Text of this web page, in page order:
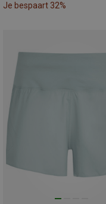
Je bespaart 32%